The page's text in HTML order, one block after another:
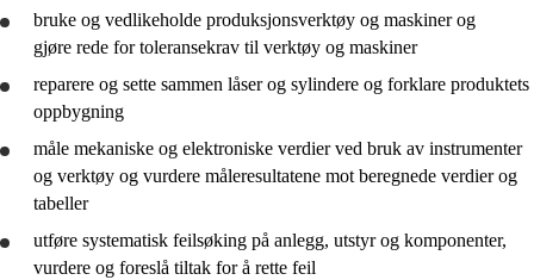
bruke og vedlikeholde produksjonsverktøy og maskiner og
gjøre rede fortoleransekrav til verktøy og maskiner
reparere og sette sammen låser og sylindere og forklare produktets
oppbygning
måle mekaniske og elektroniske verdier ved bruk av instrumenter
og verktøy og vurdere måleresultatene mot beregnede verdier og
tabeller
utføre systematisk feilsøking på anlegg, utstyr og komponenter,
vurdere og foreslå tiltak for å rette feil